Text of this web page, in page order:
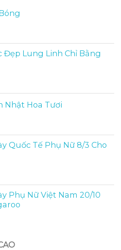
Đẹp Lung Linh Chỉ Bằng
Nhật Hoa Tươi
Quốc Tế Phụ Nữ 8/3 Cho
Phụ Nữ Việt Nam 20/10